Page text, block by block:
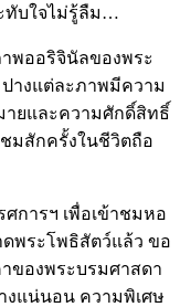
ทับใจไม่รู้ลืม…
พออริจินัลของพระ
างแต่ละภาพมีความ
ายและความศักดิ์สิทธิ์
มสักครั้งในชีวิตถือ
การฯ เพื่อเข้าชมหอ
พระโพธิสัตว์แล้ว ขอ
ของพระบรมศาสดา
งแน่นอน ความพิเศษ